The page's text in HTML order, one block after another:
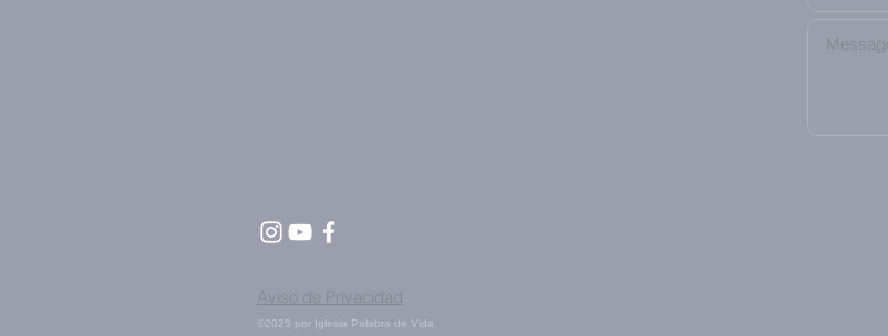
Aviso de Privacidad
©2025 por Iglesia Palabra de Vida.